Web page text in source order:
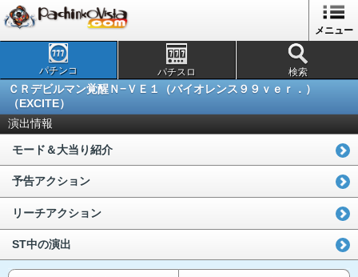
メニュー
パチンコ パチスロ 検索
ＣＲデビルマン覚醒Ｎ−ＶＥ１（バイオレンス９９ｖｅｒ．）
（EXCITE）
演出情報
モード＆大当り紹介
予告アクション
リーチアクション
ST中の演出